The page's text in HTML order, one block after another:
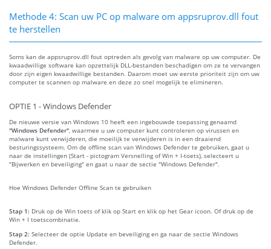
Methode 4: Scan uw PC op malware om appsruprov.dll fout
te herstellen
Soms kan de appsruprov.dll fout optreden als gevolg van malware op uw computer. De
kwaadwillige software kan opzettelijk DLL-bestanden beschadigen om ze te vervangen
door zijn eigen kwaadwillige bestanden. Daarom moet uw eerste prioriteit zijn om uw
computer te scannen op malware en deze zo snel mogelijk te elimineren.
OPTIE 1 - Windows Defender
De nieuwe versie van Windows 10 heeft een ingebouwde toepassing genaamd
"Windows Defender" , waarmee u uw computer kunt controleren op virussen en
malware kunt verwijderen, die moeilijk te verwijderen is in een draaiend
besturingssysteem. Om de offline scan van Windows Defender te gebruiken, gaat u
naar de instellingen (Start - pictogram Versnelling of Win + I-toets), selecteert u
"Bijwerken en beveiliging" en gaat u naar de sectie "Windows Defender".
Hoe Windows Defender Offline Scan te gebruiken
Stap 1: Druk op de Win toets of klik op Start en klik op het Gear icoon. Of druk op de
Win + I toetscombinatie.
Stap 2: Selecteer de optie Update en beveiliging en ga naar de sectie Windows
Defender.